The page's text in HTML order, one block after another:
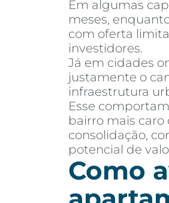
Em algumas
meses,
com oferta
investidores.
Já em cidades
justamente o
infraestrutura
Esse
bairro mais
consolidação,
potencial de
Como